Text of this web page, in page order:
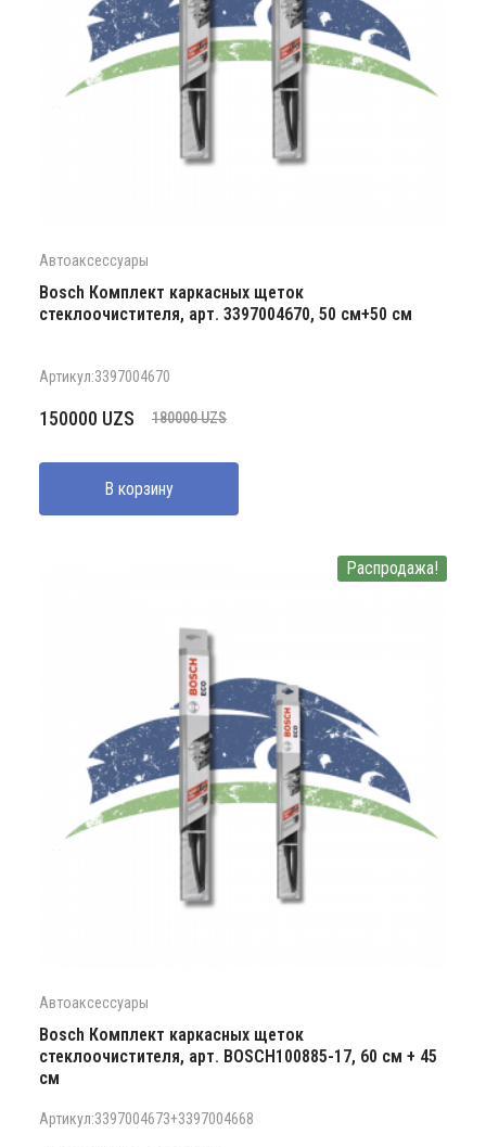
Автоаксессуары
Bosch Комплект каркасных щеток
стеклоочистителя, арт. 3397004670, 50 см+50 см
Артикул:3397004670
180000UZS
Первоначальная
составляла
180000 UZS.
150000 UZS
Текущая
150000 UZS.
В корзину
Распродажа!
Автоаксессуары
Bosch Комплект каркасных щеток
стеклоочистителя, арт. BOSCH100885-17, 60 см + 45
см
Артикул:3397004673+3397004668